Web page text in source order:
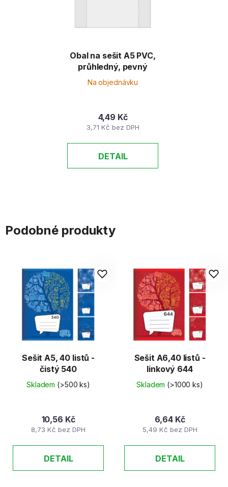
Obal na sešit A5 PVC,
průhledný, pevný
Na objednávku
3,71 Kč bez DPH
4,49 Kč
DETAIL
Podobné produkty
Sešit A5, 40 listů -
čistý 540
Skladem (>500 ks)
8,73 Kč bez DPH
10,56 Kč
DETAIL
Sešit A6,40 listů -
linkový 644
Skladem (>1000 ks)
5,49 Kč bez DPH
6,64 Kč
DETAIL